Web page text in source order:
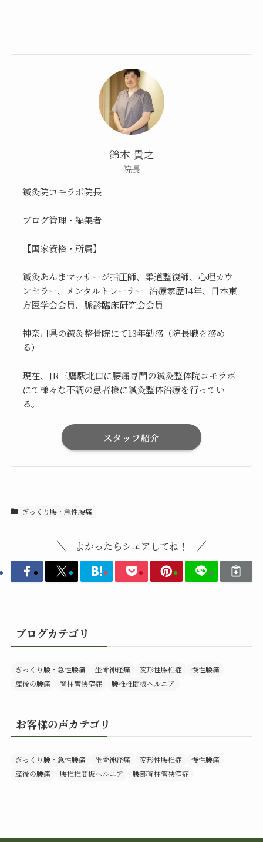
鈴木 貴之
院長
鍼灸院コモラボ院長
ブログ管理・編集者
【国家資格・所属】
鍼灸あんまマッサージ指圧師、柔道整復師、心理カウ
ンセラー、メンタルトレーナー 治療家歴14年、日本東
方医学会会員、脈診臨床研究会会員
神奈川県の鍼灸整骨院にて13年勤務（院長職を務め
る）
現在、JR三鷹駅北口に腰痛専門の鍼灸整体院コモラボ
にて様々な不調の患者様に鍼灸整体治療を行ってい
る。
スタッフ紹介
ぎっくり腰・急性腰痛
よかったらシェアしてね！
ブログカテゴリ
ぎっくり腰・急性腰痛 坐骨神経痛 変形性腰椎症
慢性腰痛
産後の腰痛
脊柱管狭窄症 腰椎椎間板ヘルニア
お客様の声カテゴリ
ぎっくり腰・急性腰痛 坐骨神経痛 変形性腰椎症
慢性腰痛
産後の腰痛
腰椎椎間板ヘルニア 腰部脊柱管狭窄症